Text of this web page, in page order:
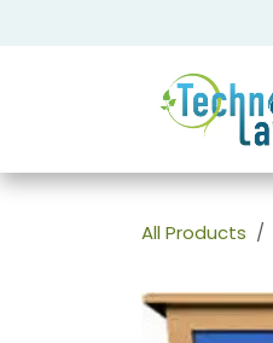
All Products